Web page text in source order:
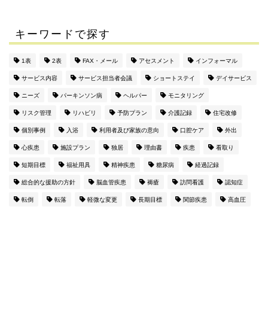
キーワードで探す
1表 2表 FAX・メール アセスメント インフォーマル
サービス内容 サービス担当者会議 ショートステイ デイサービス
ニーズ パーキンソン病 ヘルパー モニタリング
リスク管理 リハビリ 予防プラン 介護記録 住宅改修
個別事例 入浴 利用者及び家族の意向 口腔ケア 外出
心疾患 施設プラン 独居 理由書 疾患 看取り
短期目標 福祉用具 精神疾患 糖尿病 経過記録
総合的な援助の方針 脳血管疾患 褥瘡 訪問看護 認知症
転倒 転落 軽微な変更 長期目標 関節疾患 高血圧